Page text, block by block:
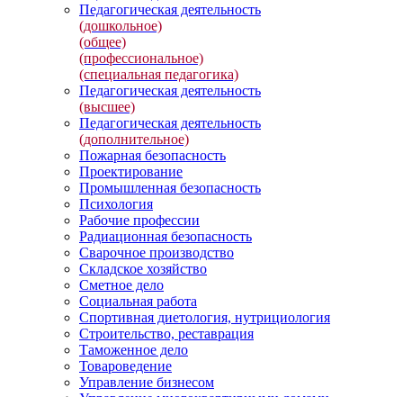
Педагогическая деятельность
(дошкольное)
(общее)
(профессиональное)
(специальная педагогика)
Педагогическая деятельность
(высшее)
Педагогическая деятельность
(дополнительное)
Пожарная безопасность
Проектирование
Промышленная безопасность
Психология
Рабочие профессии
Радиационная безопасность
Сварочное производство
Складское хозяйство
Сметное дело
Социальная работа
Спортивная диетология, нутрициология
Строительство, реставрация
Таможенное дело
Товароведение
Управление бизнесом